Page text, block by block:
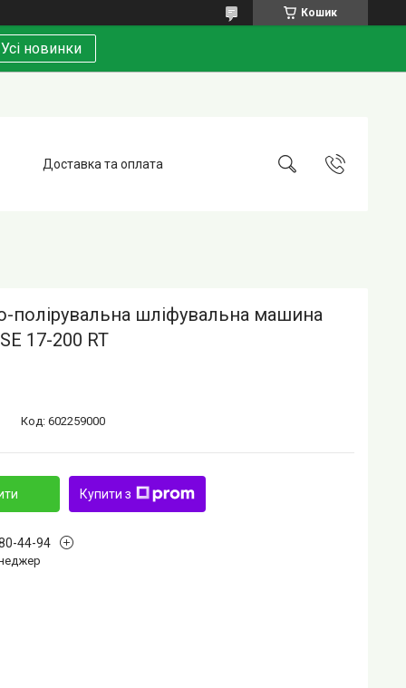
Кошик
Усі новинки
Доставка та оплата
полірувальна шліфувальна машина
17-200 RT
Код: 602259000
Купити з
44-94